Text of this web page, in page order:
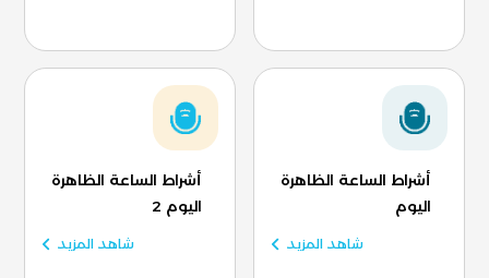
أشراط الساعة الظاهرة
اليوم
شاهد المزيد
أشراط الساعة الظاهرة
اليوم 2
شاهد المزيد